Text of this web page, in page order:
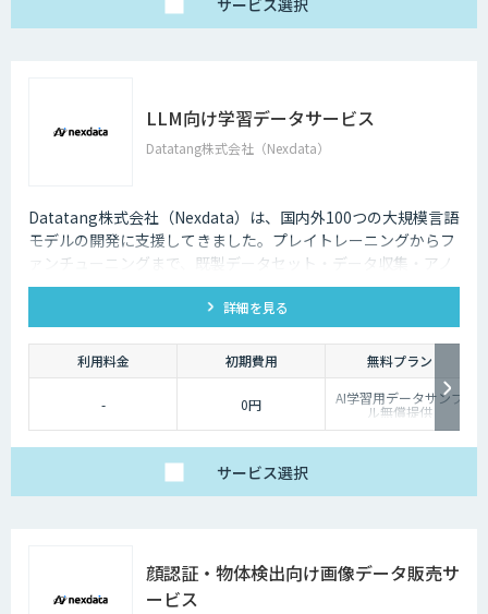
LLM向け学習データサービス
Datatang株式会社（Nexdata）
Datatang株式会社（Nexdata）は、国内外100つの大規模言語
モデルの開発に支援してきました。プレイトレーニングからフ
ァンチューニングまで、既製データセット・データ収集・アノ
テーションを一気貫通して提供しております。
詳細を見る
利用料金 初期費用 無料プラン
- 0円 AI学習用データサンプ
ル無償提供
サービス選択
顔認証・物体検出向け画像データ販売サ
ービス